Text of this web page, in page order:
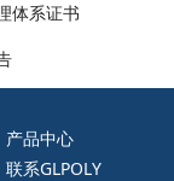
体系证书
产品中心
联系GLPOLY